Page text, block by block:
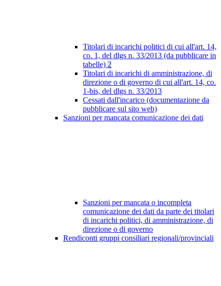
Titolari di incarichi politici di cui all'art. 14,
co. 1, del dlgs n. 33/2013 (da pubblicare in
tabelle) 2
Titolari di incarichi di amministrazione, di
direzione o di governo di cui all'art. 14, co.
1-bis, del dlgs n. 33/2013
Cessati dall'incarico (documentazione da
pubblicare sul sito web)
Sanzioni per mancata comunicazione dei dati
Sanzioni per mancata o incompleta
comunicazione dei dati da parte dei titolari
di incarichi politici, di amministrazione, di
direzione o di governo
Rendiconti gruppi consiliari regionali/provinciali